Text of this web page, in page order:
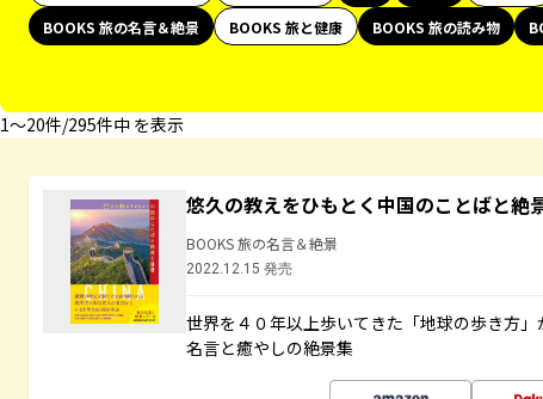
BOOKS 旅の名言＆絶景
BOOKS 旅と健康 BOOKS 旅の読み物
1〜20件/295件中 を表示
悠久の教えをひもとく中国のことばと絶
BOOKS 旅の名言＆絶景
2022.12.15 発売
世界を４０年以上歩いてきた「地球の歩き方
名言と癒やしの絶景集